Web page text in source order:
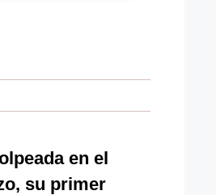
en el
su primer